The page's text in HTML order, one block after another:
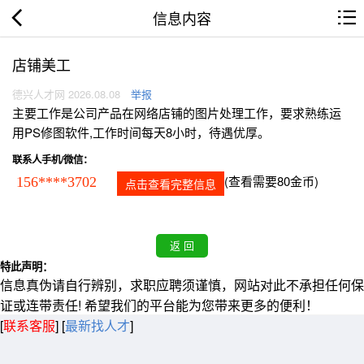
信息内容
店铺美工
德兴人才网 2026.08.08 举报
主要工作是公司产品在网络店铺的图片处理工作，要求熟练运
用PS修图软件,工作时间每天8小时，待遇优厚。
联系人手机/微信：
156****3702 点击查看完整信息 (查看需要80金币)
特此声明：
信息真伪请自行辨别，求职应聘须谨慎，网站对此不承担任何保
证或连带责任! 希望我们的平台能为您带来更多的便利！
[联系客服] [最新找人才]